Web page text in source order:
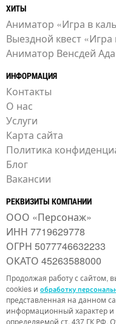
ХИТЫ
Аниматор «Игра в
Выездной квест
Аниматор Венсдей
ИНФОРМАЦИЯ
Контакты
О нас
Услуги
Карта сайта
Политика
Блог
Вакансии
РЕКВИЗИТЫ КОМПАНИИ
ООО «Персонаж»
ИНН 7719629778
ОГРН 5077746632233
ОКАТО 45263588000
Продолжая работу с сайтом,
cookies и обработку
представленная на данном
информационный характер и
определяемой ст. 437 ГК РФ.